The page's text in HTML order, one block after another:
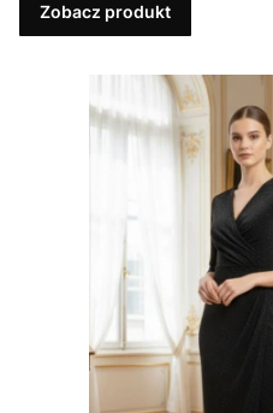
Zobacz produkt